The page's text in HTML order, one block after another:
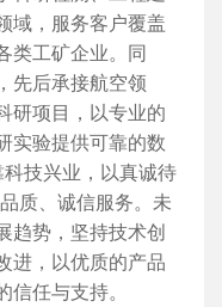
域，服务客户覆盖
类工矿企业。同
先后承接航空领
研项目，以专业的
实验提供可靠的数
技兴业，以真诚待
质、诚信服务。未
趋势，坚持技术创
进，以优质的产品
任与支持。